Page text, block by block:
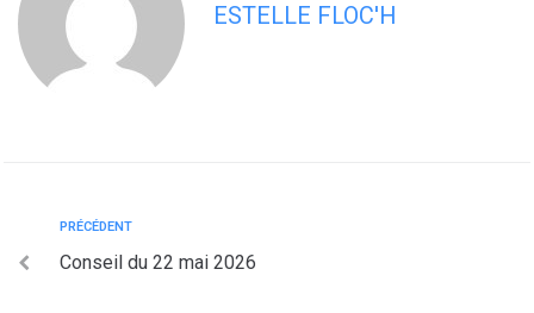
ESTELLE FLOC'H
PRÉCÉDENT
Conseil du 22 mai 2026